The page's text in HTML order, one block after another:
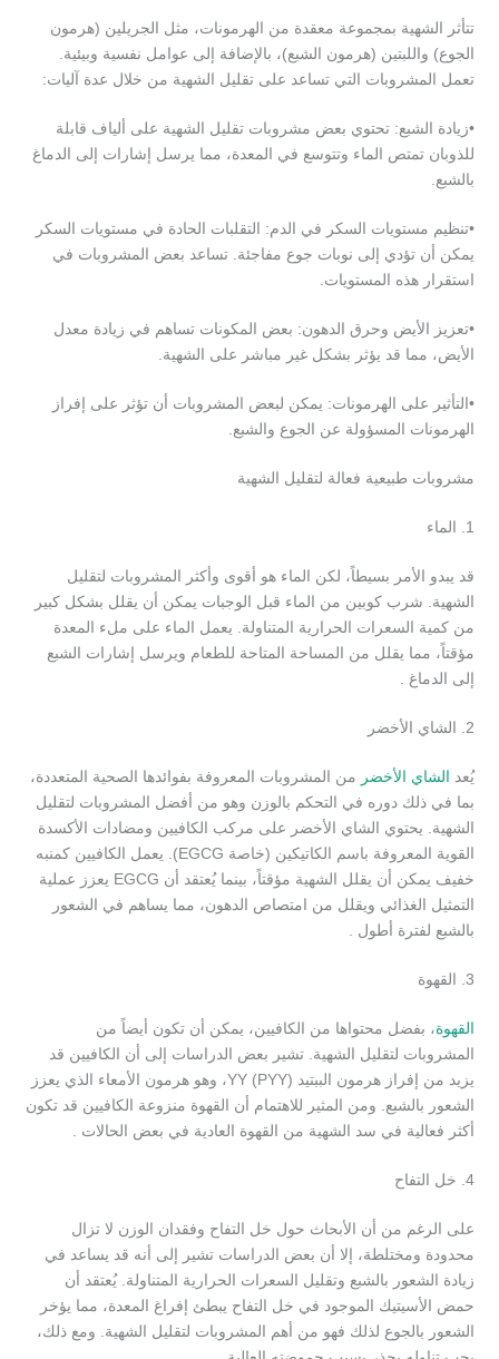
تتأثر الشهية بمجموعة معقدة من الهرمونات، مثل الجريلين (هرمون
الجوع) واللبتين (هرمون الشبع)، بالإضافة إلى عوامل نفسية وبيئية.
تعمل المشروبات التي تساعد على تقليل الشهية من خلال عدة آليات:
•زيادة الشبع: تحتوي بعض مشروبات تقليل الشهية على ألياف قابلة
للذوبان تمتص الماء وتتوسع في المعدة، مما يرسل إشارات إلى الدماغ
بالشبع.
•تنظيم مستويات السكر في الدم: التقلبات الحادة في مستويات السكر
يمكن أن تؤدي إلى نوبات جوع مفاجئة. تساعد بعض المشروبات في
استقرار هذه المستويات.
•تعزيز الأيض وحرق الدهون: بعض المكونات تساهم في زيادة معدل
الأيض، مما قد يؤثر بشكل غير مباشر على الشهية.
•التأثير على الهرمونات: يمكن لبعض المشروبات أن تؤثر على إفراز
الهرمونات المسؤولة عن الجوع والشبع.
مشروبات طبيعية فعالة لتقليل الشهية
1. الماء
قد يبدو الأمر بسيطاً، لكن الماء هو أقوى وأكثر المشروبات لتقليل
الشهية. شرب كوبين من الماء قبل الوجبات يمكن أن يقلل بشكل كبير
من كمية السعرات الحرارية المتناولة. يعمل الماء على ملء المعدة
مؤقتاً، مما يقلل من المساحة المتاحة للطعام ويرسل إشارات الشبع
إلى الدماغ .
2. الشاي الأخضر
يُعد الشاي الأخضر من المشروبات المعروفة بفوائدها الصحية المتعددة،
بما في ذلك دوره في التحكم بالوزن وهو من أفضل المشروبات لتقليل
الشهية. يحتوي الشاي الأخضر على مركب الكافيين ومضادات الأكسدة
القوية المعروفة باسم الكاتيكين (خاصة EGCG). يعمل الكافيين كمنبه
خفيف يمكن أن يقلل الشهية مؤقتاً، بينما يُعتقد أن EGCG يعزز عملية
التمثيل الغذائي ويقلل من امتصاص الدهون، مما يساهم في الشعور
بالشبع لفترة أطول .
3. القهوة
القهوة، بفضل محتواها من الكافيين، يمكن أن تكون أيضاً من
المشروبات لتقليل الشهية. تشير بعض الدراسات إلى أن الكافيين قد
يزيد من إفراز هرمون الببتيد YY (PYY)، وهو هرمون الأمعاء الذي يعزز
الشعور بالشبع. ومن المثير للاهتمام أن القهوة منزوعة الكافيين قد تكون
أكثر فعالية في سد الشهية من القهوة العادية في بعض الحالات .
4. خل التفاح
على الرغم من أن الأبحاث حول خل التفاح وفقدان الوزن لا تزال
محدودة ومختلطة، إلا أن بعض الدراسات تشير إلى أنه قد يساعد في
زيادة الشعور بالشبع وتقليل السعرات الحرارية المتناولة. يُعتقد أن
حمض الأسيتيك الموجود في خل التفاح يبطئ إفراغ المعدة، مما يؤخر
الشعور بالجوع لذلك فهو من أهم المشروبات لتقليل الشهية. ومع ذلك،